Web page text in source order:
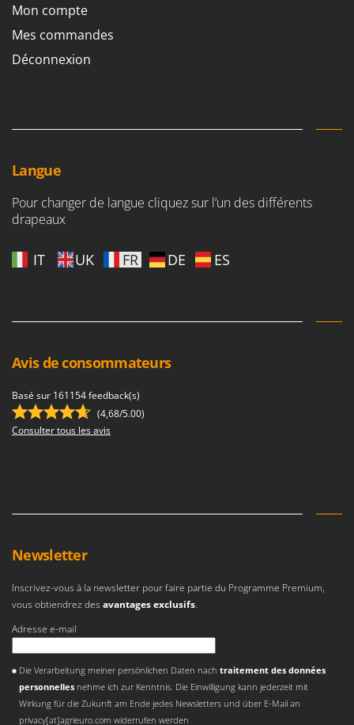
Mon compte
Mes commandes
Déconnexion
Langue
Pour changer de langue cliquez sur l’un des différents
drapeaux
IT UK FR DE ES
Avis de consommateurs
Basé sur 161154 feedback(s)
(4,68/5.00)
Consulter tous les avis
Newsletter
Inscrivez-vous à la newsletter pour faire partie du Programme Premium,
vous obtiendrez des avantages exclusifs.
Adresse e-mail
Die Verarbeitung meiner persönlichen Daten nach traitement des données
personnellesnehme ich zur Kenntnis. Die Einwilligung kann jederzeit mit
Wirkung für die Zukunft am Ende jedes Newsletters und über E-Mail an
privacy[at]agrieuro.com widerrufen werden